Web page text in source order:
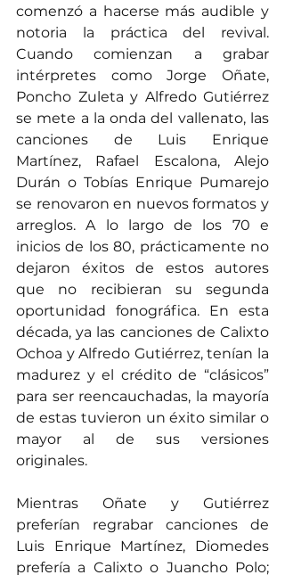
comenzó a hacerse más audible y
notoria la práctica del revival.
Cuando comienzan a grabar
intérpretes como Jorge Oñate,
Poncho Zuleta y Alfredo Gutiérrez
se mete a la onda del vallenato, las
canciones de Luis Enrique
Martínez, Rafael Escalona, Alejo
Durán o Tobías Enrique Pumarejo
se renovaron en nuevos formatos y
arreglos. A lo largo de los 70 e
inicios de los 80, prácticamente no
dejaron éxitos de estos autores
que no recibieran su segunda
oportunidad fonográfica. En esta
década, ya las canciones de Calixto
Ochoa y Alfredo Gutiérrez, tenían la
madurez y el crédito de “clásicos”
para ser reencauchadas, la mayoría
de estas tuvieron un éxito similar o
mayor al de sus versiones
originales.
Mientras Oñate y Gutiérrez
preferían regrabar canciones de
Luis Enrique Martínez, Diomedes
prefería a Calixto o Juancho Polo;